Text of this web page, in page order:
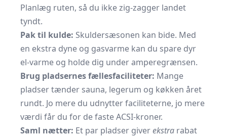
Planlæg ruten, så du ikke zig-zagger landet
tyndt.
Pak til kulde: Skuldersæsonen kan bide. Med
en ekstra dyne og gasvarme kan du spare dyr
el-varme og holde dig under amperegrænsen.
Brug pladsernes fællesfaciliteter: Mange
pladser tænder sauna, legerum og køkken året
rundt. Jo mere du udnytter faciliteterne, jo mere
værdi får du for de faste ACSI-kroner.
Saml nætter: Et par pladser giverekstra rabat